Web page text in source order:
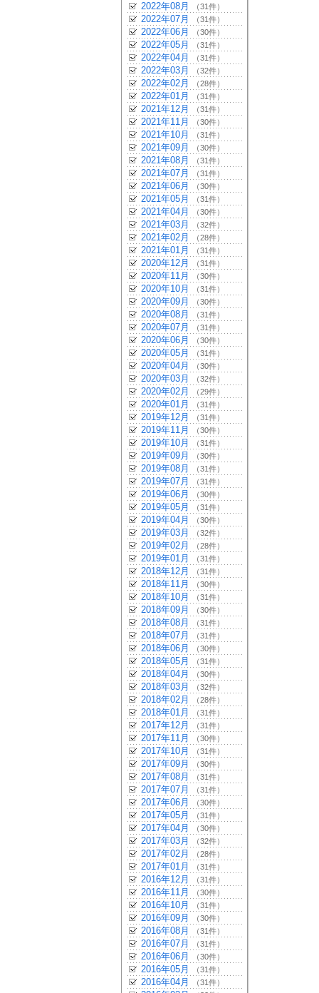
2022年08月 （31件）
2022年07月 （31件）
2022年06月 （30件）
2022年05月 （31件）
2022年04月 （31件）
2022年03月 （32件）
2022年02月 （28件）
2022年01月 （31件）
2021年12月 （31件）
2021年11月 （30件）
2021年10月 （31件）
2021年09月 （30件）
2021年08月 （31件）
2021年07月 （31件）
2021年06月 （30件）
2021年05月 （31件）
2021年04月 （30件）
2021年03月 （32件）
2021年02月 （28件）
2021年01月 （31件）
2020年12月 （31件）
2020年11月 （30件）
2020年10月 （31件）
2020年09月 （30件）
2020年08月 （31件）
2020年07月 （31件）
2020年06月 （30件）
2020年05月 （31件）
2020年04月 （30件）
2020年03月 （32件）
2020年02月 （29件）
2020年01月 （31件）
2019年12月 （31件）
2019年11月 （30件）
2019年10月 （31件）
2019年09月 （30件）
2019年08月 （31件）
2019年07月 （31件）
2019年06月 （30件）
2019年05月 （31件）
2019年04月 （30件）
2019年03月 （32件）
2019年02月 （28件）
2019年01月 （31件）
2018年12月 （31件）
2018年11月 （30件）
2018年10月 （31件）
2018年09月 （30件）
2018年08月 （31件）
2018年07月 （31件）
2018年06月 （30件）
2018年05月 （31件）
2018年04月 （30件）
2018年03月 （32件）
2018年02月 （28件）
2018年01月 （31件）
2017年12月 （31件）
2017年11月 （30件）
2017年10月 （31件）
2017年09月 （30件）
2017年08月 （31件）
2017年07月 （31件）
2017年06月 （30件）
2017年05月 （31件）
2017年04月 （30件）
2017年03月 （32件）
2017年02月 （28件）
2017年01月 （31件）
2016年12月 （31件）
2016年11月 （30件）
2016年10月 （31件）
2016年09月 （30件）
2016年08月 （31件）
2016年07月 （31件）
2016年06月 （30件）
2016年05月 （31件）
2016年04月 （31件）